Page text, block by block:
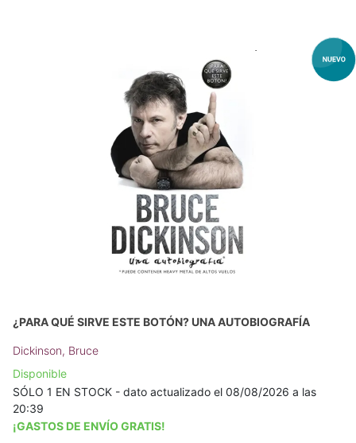
¿PARA QUÉ SIRVE ESTE BOTÓN? UNA AUTOBIOGRAFÍA
Dickinson, Bruce
Disponible
SÓLO 1 EN STOCK - dato actualizado el 08/08/2026 a las
20:39
¡GASTOS DE ENVÍO GRATIS!